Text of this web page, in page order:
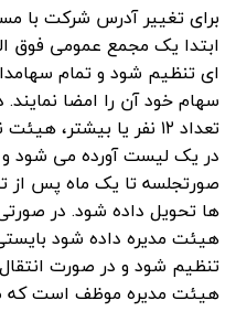
برای تغییر آدرس شرکت با
ابتدا یک مجمع عمومی فوق
ای تنظیم شود و تمام
سهام خود آن را امضا نمایند.
تعداد ۱۲ نفر یا
در یک لیست آورده می شود
صورتجلسه تا یک ماه پس از
ها تحویل داده شود. در
هیئت مدیره داده شود
تنظیم شود و در صورت
هیئت مدیره موظف است که